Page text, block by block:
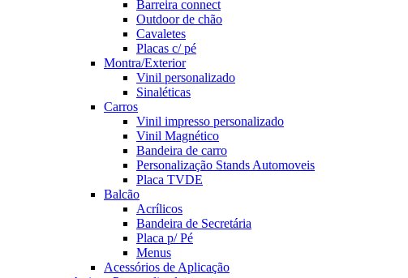
Barreira connect
Outdoor de chão
Cavaletes
Placas c/ pé
Montra/Exterior
Vinil personalizado
Sinaléticas
Carros
Vinil impresso personalizado
Vinil Magnético
Bandeira de carro
Personalização Stands Automoveis
Placa TVDE
Balcão
Acrílicos
Bandeira de Secretária
Placa p/ Pé
Menus
Acessórios de Aplicação